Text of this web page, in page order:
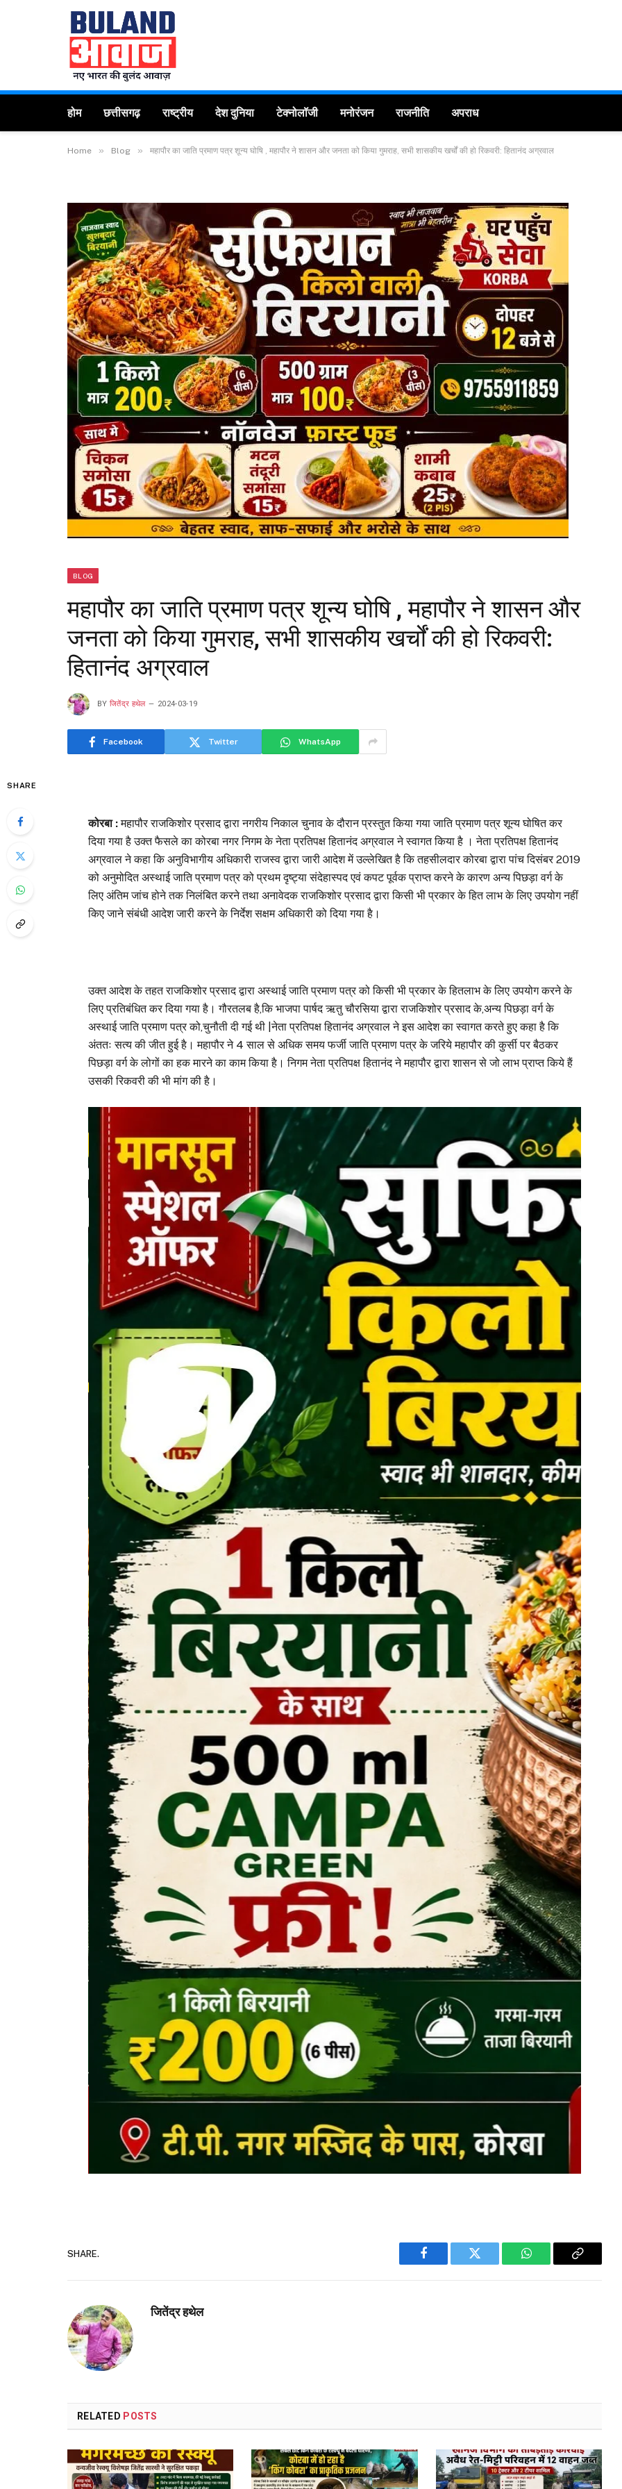
होम छत्तीसगढ़ राष्ट्रीय देश दुनिया टेक्नोलॉजी मनोरंजन राजनीति अपराध
Home » Blog » महापौर का जाति प्रमाण पत्र शून्य घोषि , महापौर ने शासन और जनता को किया गुमराह, सभी शासकीय खर्चों की हो रिकवरी: हितानंद अग्रवाल
BLOG
महापौर का जाति प्रमाण पत्र शून्य घोषि , महापौर ने शासन और
जनता को किया गुमराह, सभी शासकीय खर्चों की हो रिकवरी:
हितानंद अग्रवाल
BY जितेंद्र हथेल 2024-03-19
Facebook Twitter WhatsApp
SHARE
कोरबा :महापौर राजकिशोर प्रसाद द्वारा नगरीय निकाल चुनाव के दौरान प्रस्तुत किया गया जाति प्रमाण पत्र शून्य घोषित कर
दिया गया है उक्त फैसले का कोरबा नगर निगम के नेता प्रतिपक्ष हितानंद अग्रवाल ने स्वागत किया है । नेता प्रतिपक्ष हितानंद
अग्रवाल ने कहा कि अनुविभागीय अधिकारी राजस्व द्वारा जारी आदेश में उल्लेखित है कि तहसीलदार कोरबा द्वारा पांच दिसंबर 2019
को अनुमोदित अस्थाई जाति प्रमाण पत्र को प्रथम दृष्ट्या संदेहास्पद एवं कपट पूर्वक प्राप्त करने के कारण अन्य पिछड़ा वर्ग के
लिए अंतिम जांच होने तक निलंबित करने तथा अनावेदक राजकिशोर प्रसाद द्वारा किसी भी प्रकार के हित लाभ के लिए उपयोग नहीं
किए जाने संबंधी आदेश जारी करने के निर्देश सक्षम अधिकारी को दिया गया है।
उक्त आदेश के तहत राजकिशोर प्रसाद द्वारा अस्थाई जाति प्रमाण पत्र को किसी भी प्रकार के हितलाभ के लिए उपयोग करने के
लिए प्रतिबंधित कर दिया गया है। गौरतलब है,कि भाजपा पार्षद ऋतु चौरसिया द्वारा राजकिशोर प्रसाद के,अन्य पिछड़ा वर्ग के
अस्थाई जाति प्रमाण पत्र को,चुनौती दी गई थी |नेता प्रतिपक्ष हितानंद अग्रवाल ने इस आदेश का स्वागत करते हुए कहा है कि
अंततः सत्य की जीत हुई है। महापौर ने 4 साल से अधिक समय फर्जी जाति प्रमाण पत्र के जरिये महापौर की कुर्सी पर बैठकर
पिछड़ा वर्ग के लोगों का हक मारने का काम किया है। निगम नेता प्रतिपक्ष हितानंद ने महापौर द्वारा शासन से जो लाभ प्राप्त किये हैं
उसकी रिकवरी की भी मांग की है।
SHARE.
Facebook Twitter WhatsAppCopy
जितेंद्र हथेल
RELATED POSTS